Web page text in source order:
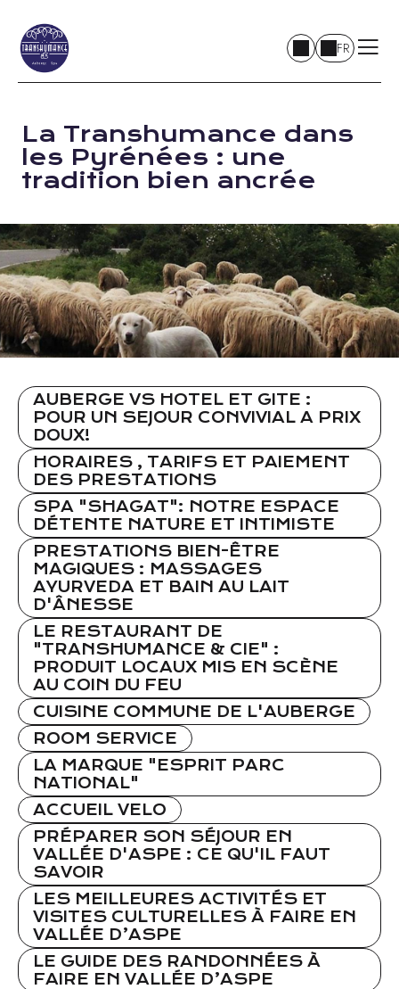
FR
La Transhumance dans
les Pyrénées : une
tradition bien ancrée
AUBERGE VS HOTEL ET GITE :
POUR UN SEJOUR CONVIVIAL A PRIX
DOUX!
HORAIRES , TARIFS ET PAIEMENT
DES PRESTATIONS
SPA "SHAGAT": NOTRE ESPACE
DÉTENTE NATURE ET INTIMISTE
PRESTATIONS BIEN-ÊTRE
MAGIQUES : MASSAGES
AYURVEDA ET BAIN AU LAIT
D'ÂNESSE
LE RESTAURANT DE
"TRANSHUMANCE & CIE" :
PRODUIT LOCAUX MIS EN SCÈNE
AU COIN DU FEU
CUISINE COMMUNE DE L'AUBERGE
ROOM SERVICE
LA MARQUE "ESPRIT PARC
NATIONAL"
ACCUEIL VELO
PRÉPARER SON SÉJOUR EN
VALLÉE D'ASPE : CE QU'IL FAUT
SAVOIR
LES MEILLEURES ACTIVITÉS ET
VISITES CULTURELLES À FAIRE EN
VALLÉE D’ASPE
LE GUIDE DES RANDONNÉES À
FAIRE EN VALLÉE D’ASPE